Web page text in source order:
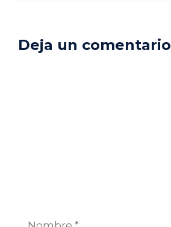
Deja un comentario
Nombre